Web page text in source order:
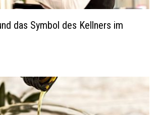
das Symbol des Kellners im